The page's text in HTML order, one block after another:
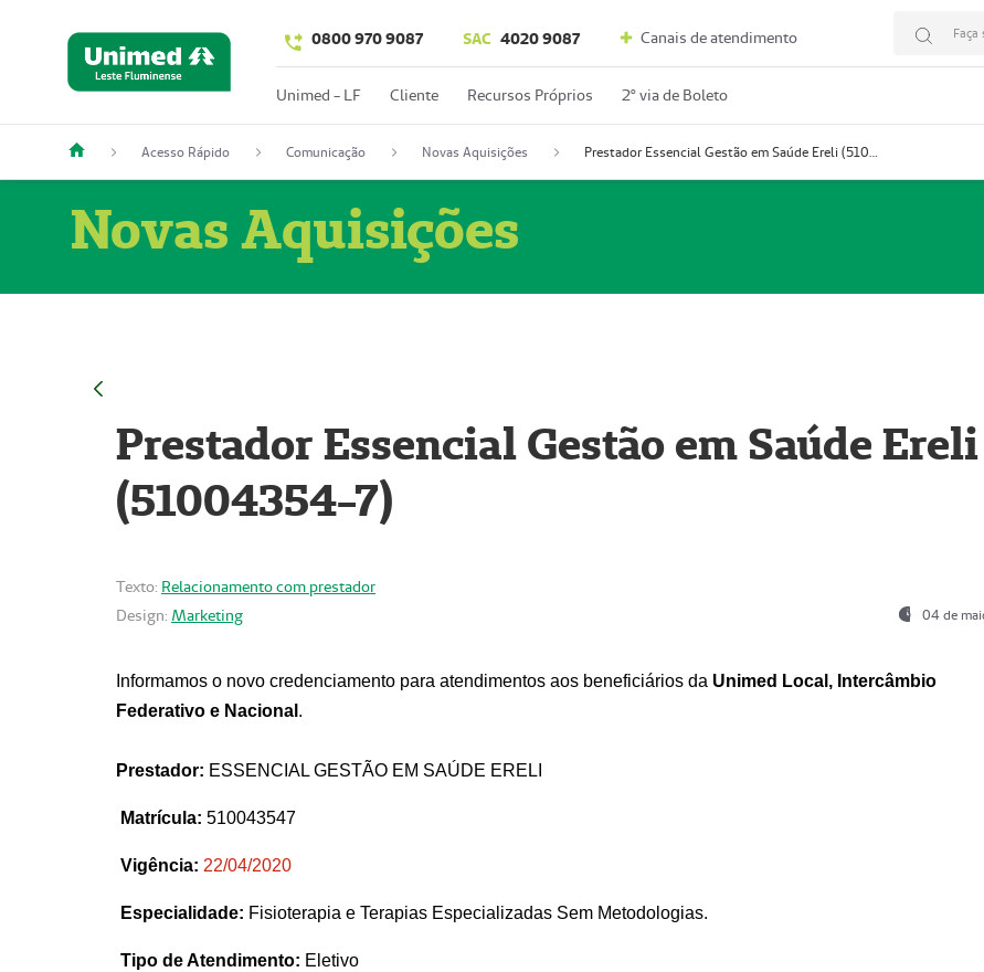
0800 970 9087 SAC 4020 9087 Canais de atendimento Faça
Unimed - LF Cliente Recursos Próprios 2º via de Boleto
Acesso Rápido Comunicação Novas Aquisições Prestador Essencial Gestão em Saúde Ereli (51004354-7)
Novas Aquisições
Prestador Essencial Gestão em Saúde Ereli
(51004354-7)
Texto: Relacionamento com prestador
Design: Marketing 04 de
Informamos o novo credenciamento para atendimentos aos beneficiários da Unimed Local, Intercâmbio
Federativo e Nacional .
Prestador: ESSENCIAL GESTÃO EM SAÚDE ERELI
Matrícula: 510043547
Vigência: 22/04/2020
Especialidade: Fisioterapia e Terapias Especializadas Sem Metodologias.
Tipo de Atendimento: Eletivo